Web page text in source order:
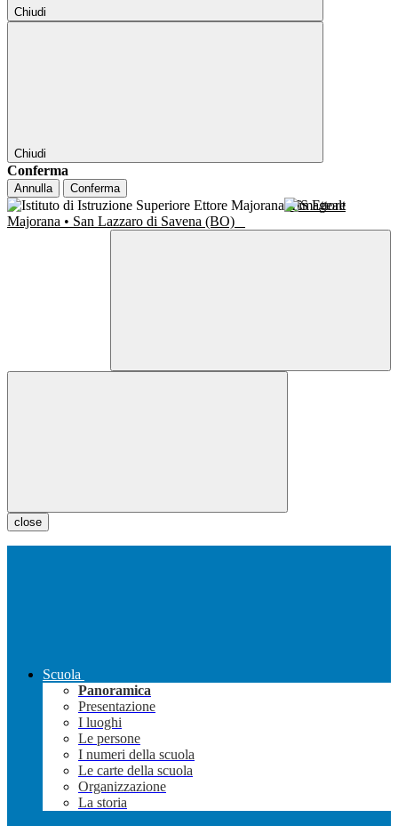
Chiudi
Chiudi
Conferma
Annulla Conferma
IIS Ettore
Majorana • San Lazzaro di Savena (BO)
close
Scuola
Panoramica
Presentazione
I luoghi
Le persone
I numeri della scuola
Le carte della scuola
Organizzazione
La storia